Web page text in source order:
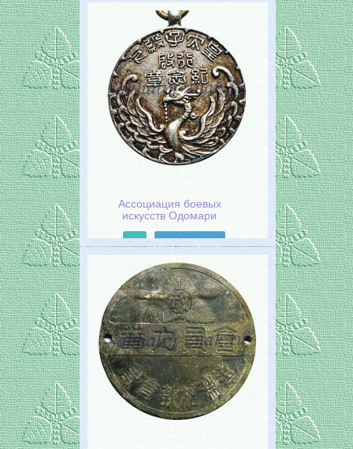
Ассоциация боевых
искусств Одомари